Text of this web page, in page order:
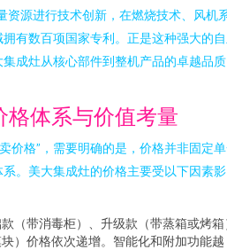
资源进行技术创新，在燃烧技术、风机
有数百项国家专利。正是这种强大的
成灶从核心部件到整机产品的卓越品
体系与价值考量
价格”，需要明确的是，价格并非固定
。美大集成灶的价格主要受以下因素影
款（带消毒柜）、升级款（带蒸箱或烤
）价格依次递增。智能化和附加功能越